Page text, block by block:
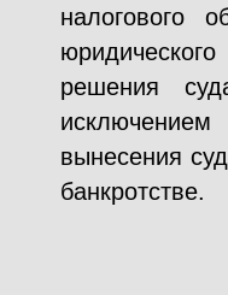
налогового
решения
вынесения
банкротстве.